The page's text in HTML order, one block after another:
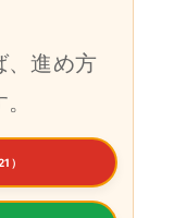
、進め方
）